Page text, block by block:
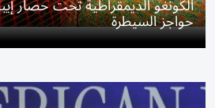
حواجز السيطرة